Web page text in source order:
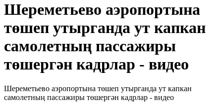
Шереметьево аэропортына
төшеп утырганда ут капкан
самолетның пассажиры
төшергән кадрлар - видео
Шереметьево аэропортына төшеп утырганда ут капкан
самолетның пассажиры төшергән кадрлар - видео